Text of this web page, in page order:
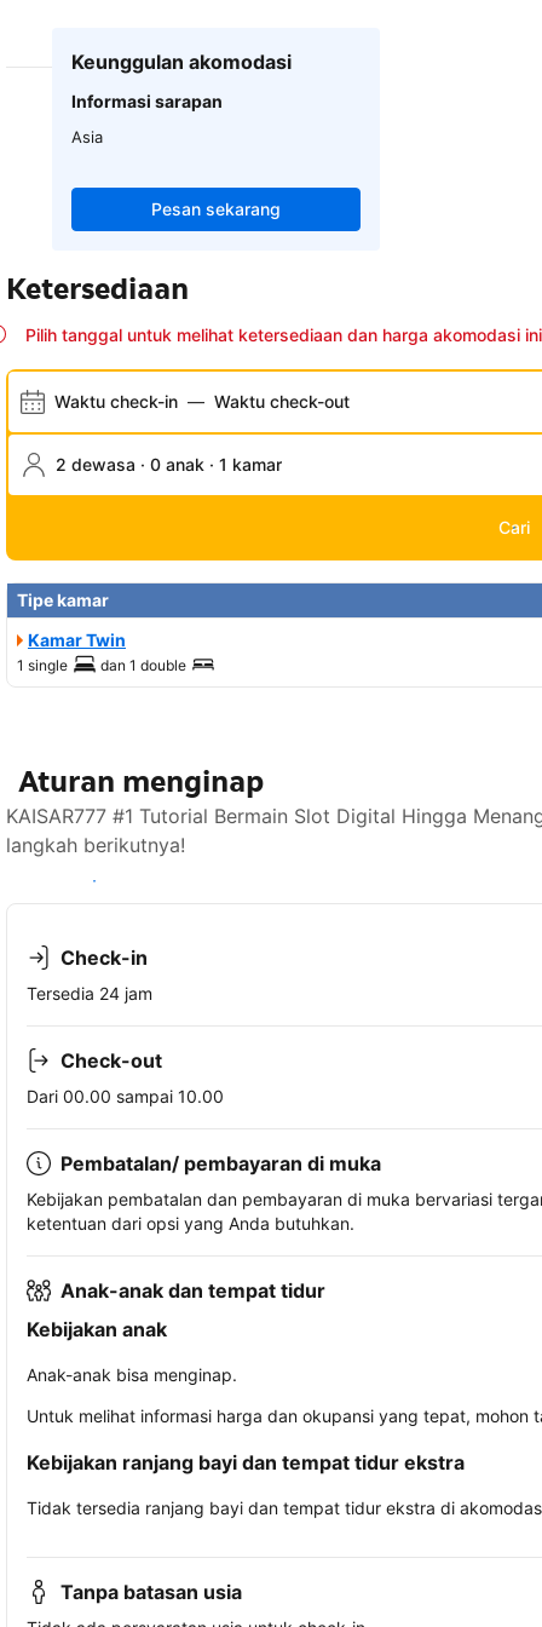
Keunggulan akomodasi
Informasi sarapan
Asia
Pesan sekarang
Ketersediaan
Pilih tanggal untuk melihat ketersediaan dan harga akomodasi ini
Waktu check-in — Waktu check-out
2 dewasa · 0 anak · 1 kamar
Cari
Tipe kamar
Kamar Twin
1 single dan 1 double
Aturan menginap
KAISAR777 #1 Tutorial Bermain Slot Digital Hingga
langkah berikutnya!
Lihat ketersediaan
Check-in
Tersedia 24 jam
Check-out
Dari 00.00 sampai 10.00
Pembatalan/ pembayaran di muka
Kebijakan pembatalan dan pembayaran di muka bervariasi
ketentuan dari opsi yang Anda butuhkan.
Anak-anak dan tempat tidur
Kebijakan anak
Anak-anak bisa menginap.
Untuk melihat informasi harga dan okupansi yang tepat,
Kebijakan ranjang bayi dan tempat tidur ekstra
Tidak tersedia ranjang bayi dan tempat tidur ekstra di
Tanpa batasan usia